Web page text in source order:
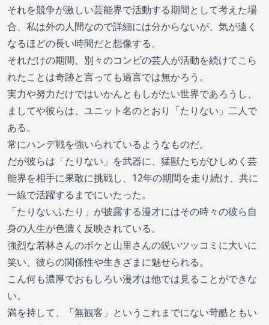
それを競争が激しい芸能界で活動する期間として考えた場
合、私は外の人間なので詳細には分からないが、気が遠く
なるほどの長い時間だと想像する。
それだけの期間、別々のコンビの芸人が活動を続けてこら
れたことは奇跡と言っても過言では無かろう。
実力や努力だけではいかんともしがたい世界であろうし、
ましてや彼らは、ユニット名のとおり「たりない」二人で
ある。
常にハンデ戦を強いられているようなものだ。
だが彼らは「たりない」を武器に、猛獣たちがひしめく芸
能界を相手に果敢に挑戦し、12年の期間を走り続け、共に
一線で活躍するまでにいたった。
「たりないふたり」が披露する漫才にはその時々の彼ら自
身の人生が色濃く反映されている。
強烈な若林さんのボケと山里さんの鋭いツッコミに大いに
笑い、彼らの関係性や生きざまに魅せられる。
こん何も濃厚でおもしろい漫才は他では見ることができな
い。
満を持して、「無観客」というこれまでにない苛酷ともい